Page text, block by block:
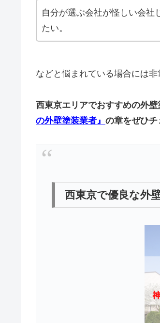
自分が選ぶ会社が怪しい会社
たい。
などと悩まれている場合には
西東京エリアでおすすめの外
の外壁塗装業者』 の章をぜひチ
西東京で優良な外